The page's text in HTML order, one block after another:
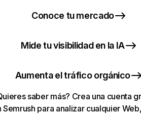
Conoce tu mercado
Mide tu visibilidad en la IA
Aumenta el tráfico orgánico
saber más? Crea una cuenta
Semrush para analizar cualquier